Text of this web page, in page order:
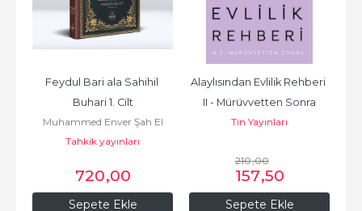
Sepete Ekle
Feydul Bari ala Sahihil
Buhari 1. Cilt
Muhammed Enver Şah El
Keşmîrî
Tahkik yayınları
720,00
Sepete Ekle
Alaylısından Evlilik Rehberi
II - Mürüvvetten Sonra
Tin Yayınları
210,00
157,50